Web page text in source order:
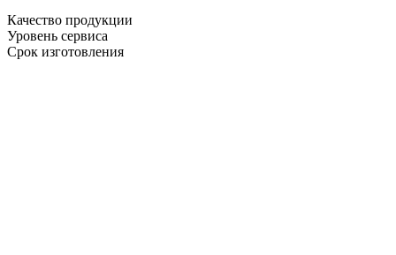
Качество продукции
Уровень сервиса
Срок изготовления